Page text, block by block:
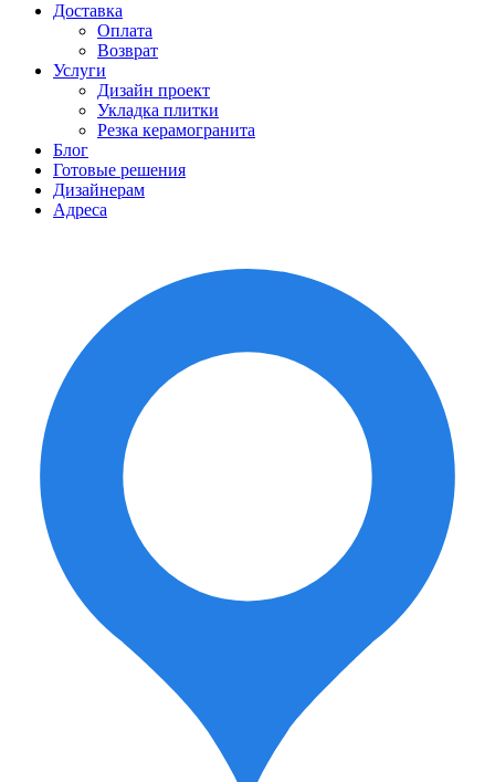
Доставка
Оплата
Возврат
Услуги
Дизайн проект
Укладка плитки
Резка керамогранита
Блог
Готовые решения
Дизайнерам
Адреса